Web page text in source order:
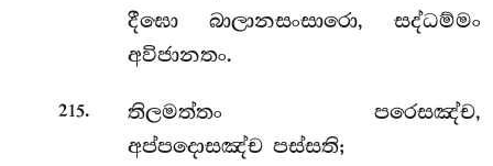
දීඝො බාලානසංසාරො, සද්ධම්මං
අවිජානතං.
215. තිලමත්තං පරෙසඤ්ච,
අප්පදොසඤ්ච පස්සති;